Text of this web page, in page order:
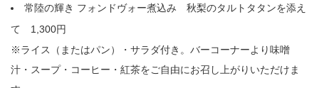
常陸の輝き フォンドヴォー煮込み 秋梨のタルトタタンを添え
て 1,300円
※ライス（またはパン）・サラダ付き。バーコーナーより味噌
汁・スープ・コーヒー・紅茶をご自由にお召し上がりいただけま